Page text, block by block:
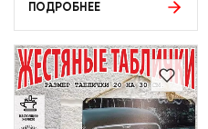
ПОДРОБНЕЕ